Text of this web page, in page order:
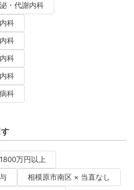
・代謝内科
科
科
科
科
科
万円以上
相模原市南区 × 当直なし